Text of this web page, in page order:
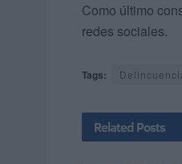
Como último
redes sociales.
Tags:
Related Posts